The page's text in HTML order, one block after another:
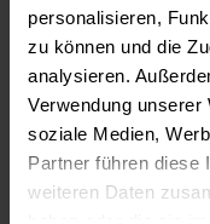
personalisieren,
zu können und die
analysieren.
Verwendung
soziale Medien,
Partner führen diese
weiteren Daten